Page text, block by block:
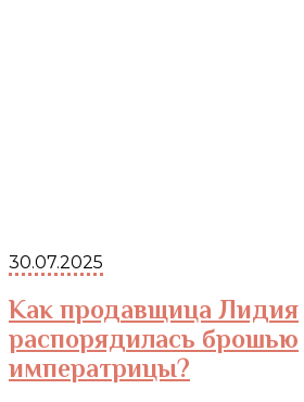
30.07.2025
Как продавщица Лидия
распорядилась брошью
императрицы?